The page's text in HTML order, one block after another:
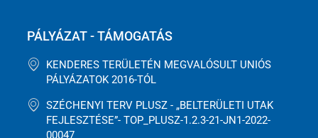
PÁLYÁZAT - TÁMOGATÁS
KENDERES TERÜLETÉN MEGVALÓSULT UNIÓS
PÁLYÁZATOK 2016-TÓL
SZÉCHENYI TERV PLUSZ - „BELTERÜLETI UTAK
FEJLESZTÉSE”- TOP_PLUSZ-1.2.3-21-JN1-2022-
00047